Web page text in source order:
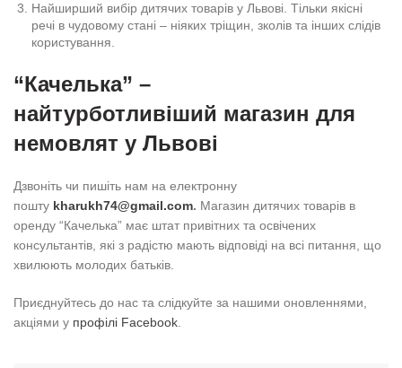
Найширший вибір дитячих товарів у Львові. Тільки якісні
речі в чудовому стані – ніяких тріщин, зколів та інших слідів
користування.
“Качелька” –
найтурботливіший магазин для
немовлят у Львові
Дзвоніть чи пишіть нам на електронну
пошту kharukh74@gmail.com. Магазин дитячих товарів в
оренду “Качелька” має штат привітних та освічених
консультантів, які з радістю мають відповіді на всі питання, що
хвилюють молодих батьків.
Приєднуйтесь до нас та слідкуйте за нашими оновленнями,
акціями у профілі Facebook